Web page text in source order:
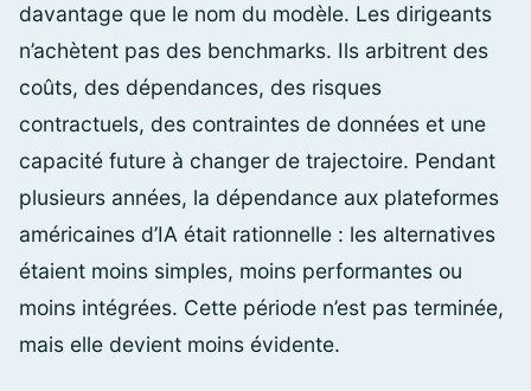
davantage que le nom du modèle. Les dirigeants
n’achètent pas des benchmarks. Ils arbitrent des
coûts, des dépendances, des risques
contractuels, des contraintes de données et une
capacité future à changer de trajectoire. Pendant
plusieurs années, la dépendance aux plateformes
américaines d’IA était rationnelle : les alternatives
étaient moins simples, moins performantes ou
moins intégrées. Cette période n’est pas terminée,
mais elle devient moins évidente.